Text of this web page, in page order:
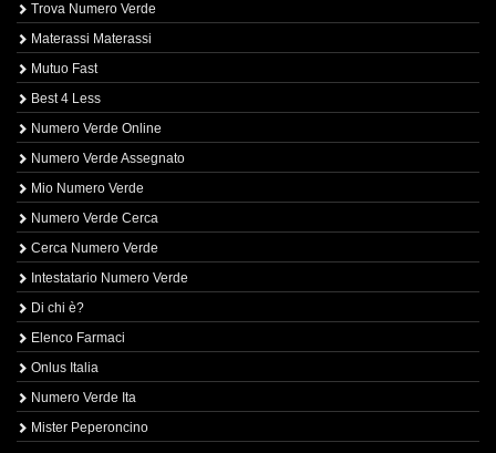
Trova Numero Verde
Materassi Materassi
Mutuo Fast
Best 4 Less
Numero Verde Online
Numero Verde Assegnato
Mio Numero Verde
Numero Verde Cerca
Cerca Numero Verde
Intestatario Numero Verde
Di chi è?
Elenco Farmaci
Onlus Italia
Numero Verde Ita
Mister Peperoncino